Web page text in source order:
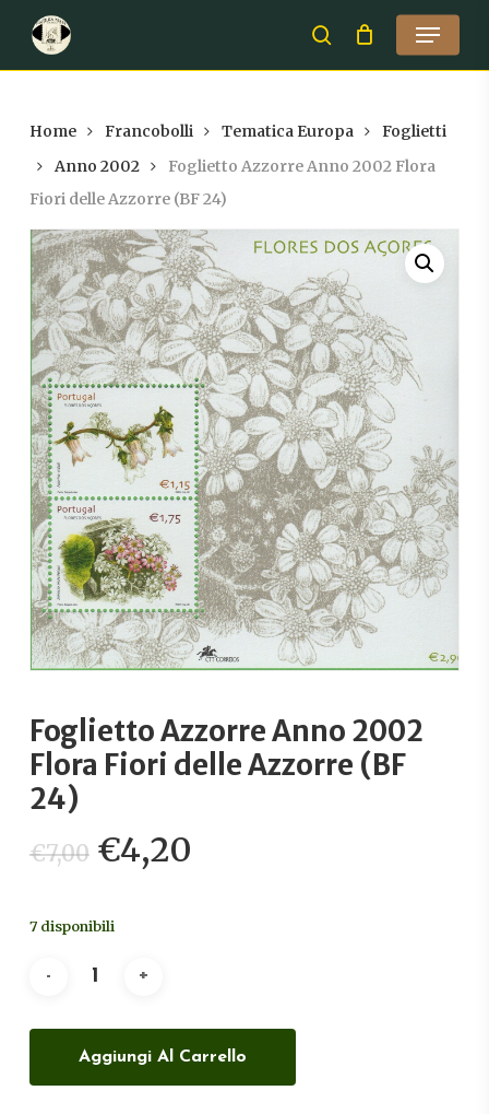
main
search
Menu
Home Francobolli Tematica Europa
Foglietti
Anno 2002
Foglietto Azzorre Anno 2002 Flora
Fiori delle Azzorre (BF 24)
Foglietto Azzorre Anno 2002
Flora Fiori delle Azzorre (BF
24)
€7,00 Il
prezzo
originale
€7,00.
€4,20
7 disponibili
Aggiungi Al Carrello
Close